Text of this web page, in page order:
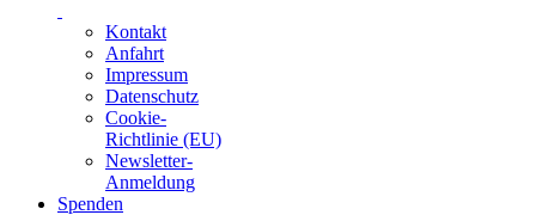
Kontakt
Anfahrt
Impressum
Datenschutz
Cookie-
Richtlinie (EU)
Newsletter-
Anmeldung
Spenden